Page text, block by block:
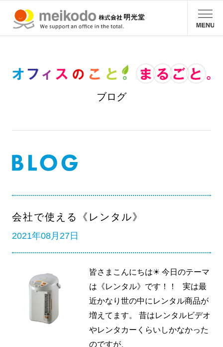
ブログ
会社で使える《レンタル》
2021年08月27日
皆さまこんにちは☀ 今日のテーマ
は《レンタル》です！！ 実は最
近かなり世の中にレンタル商品が
増えてます。 昔はレンタルビデオ
やレンタカーくらいしかなかった
のですが、